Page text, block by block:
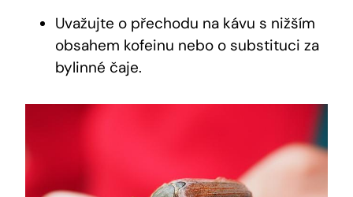
Uvažujte o přechodu na kávu s nižším
obsahem kofeinu nebo o substituci za
bylinné čaje.